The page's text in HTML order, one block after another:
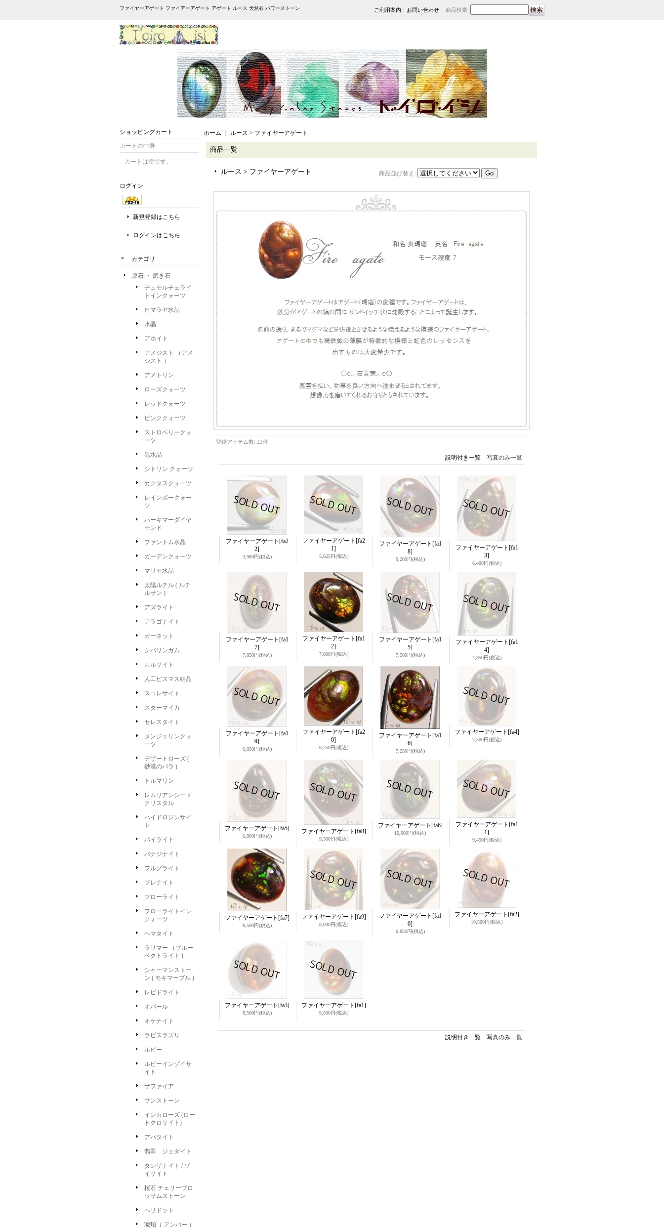
ファイヤーアゲート ファイアーアゲート アゲート ルース 天然石 パワーストーン ご利用案内 ｜ お問い合わせ 商品検索:
ショッピングカート
カートの中身
カートは空です。
ログイン
新規登録はこちら
ログインはこちら
＊ カテゴリ
原石 ・ 磨き石
デュモルチェライ
トインクォーツ
ヒマラヤ水晶
水晶
アホイト
アメジスト （アメ
シスト ）
アメトリン
ローズクォーツ
レッドクォーツ
ピンククォーツ
ストロベリークォ
ーツ
黒水晶
シトリン クォーツ
カクタスクォーツ
レインボークォー
ツ
ハーキマーダイヤ
モンド
ファントム水晶
ガーデンクォーツ
マリモ水晶
太陽ルチル ( ルチ
ルサン )
アズライト
アラゴナイト
ガーネット
シバリンガム
カルサイト
人工ビスマス結晶
スコレサイト
スターマイカ
セレスタイト
タンジェリンクォ
ーツ
デザートローズ (
砂漠のバラ )
トルマリン
レムリアンシード
クリスタル
ハイドロジンサイ
ト
パイライト
バナジナイト
フルグライト
プレナイト
フローライト
フローライトイン
クォーツ
ヘマタイト
ラリマー （ブルー
ペクトライト )
シャーマンストー
ン ( モキマーブル )
レピドライト
オパール
オケナイト
ラピスラズリ
ルビー
ルビーインゾイサ
イト
サファイア
サンストーン
インカローズ (ロー
ドクロサイト)
アパタイト
翡翠 ジェダイト
タンザナイト / ゾ
イサイト
桜石 チェリーブロ
ッサムストーン
ペリドット
琥珀（ アンバー ）
ホーム ルース > ファイヤーアゲート
商品一覧
ルース > ファイヤーアゲート 商品並び替え :
登録アイテム数: 22件
説明付き一覧 写真のみ一覧
ファイヤーアゲート [fa2
2]
3,980円(税込)
ファイヤーアゲート [fa2
1]
5,625円(税込)
ファイヤーアゲート [fa1
8]
9,200円(税込)
ファイヤーアゲート [fa1
3]
6,400円(税込)
ファイヤーアゲート [fa1
7]
7,850円(税込)
ファイヤーアゲート [fa1
2]
7,000円(税込)
ファイヤーアゲート [fa1
5]
7,500円(税込)
ファイヤーアゲート [fa1
4]
4,850円(税込)
ファイヤーアゲート [fa1
9]
6,850円(税込)
ファイヤーアゲート [fa2
0]
6,250円(税込)
ファイヤーアゲート [fa1
6]
7,250円(税込)
ファイヤーアゲート [fa4]
7,500円(税込)
ファイヤーアゲート [fa5]
6,800円(税込)
ファイヤーアゲート [fa8]
9,500円(税込)
ファイヤーアゲート [fa6]
10,000円(税込)
ファイヤーアゲート [fa1
1]
9,450円(税込)
ファイヤーアゲート [fa7]
6,500円(税込)
ファイヤーアゲート [fa9]
8,000円(税込)
ファイヤーアゲート [fa1
0]
6,850円(税込)
ファイヤーアゲート [fa2]
10,500円(税込)
ファイヤーアゲート [fa3]
8,500円(税込)
ファイヤーアゲート [fa1]
9,500円(税込)
説明付き一覧 写真のみ一覧